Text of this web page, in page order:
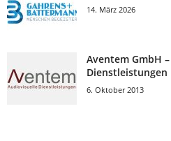
14. März 2026
Aventem GmbH
Dienstleistungen
6. Oktober 2013